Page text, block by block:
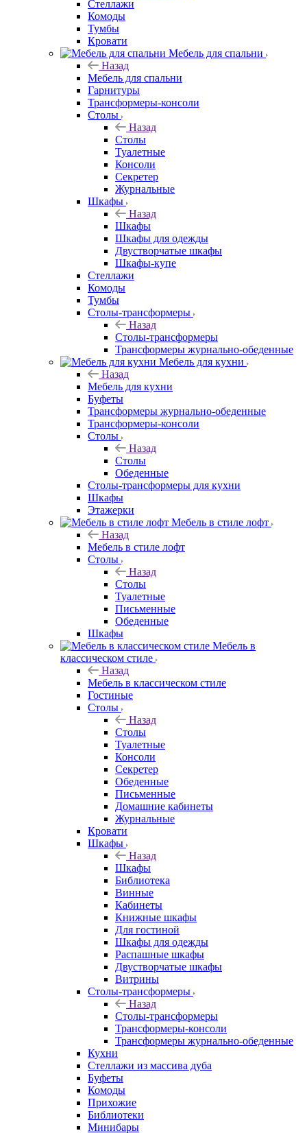
Стеллажи
Комоды
Тумбы
Кровати
Мебель для спальни
Назад
Мебель для спальни
Гарнитуры
Трансформеры-консоли
Столы
Назад
Столы
Туалетные
Консоли
Секретер
Журнальные
Шкафы
Назад
Шкафы
Шкафы для одежды
Двустворчатые шкафы
Шкафы-купе
Стеллажи
Комоды
Тумбы
Столы-трансформеры
Назад
Столы-трансформеры
Трансформеры журнально-обеденные
Мебель для кухни
Назад
Мебель для кухни
Буфеты
Трансформеры журнально-обеденные
Трансформеры-консоли
Столы
Назад
Столы
Обеденные
Столы-трансформеры для кухни
Шкафы
Этажерки
Мебель в стиле лофт
Назад
Мебель в стиле лофт
Столы
Назад
Столы
Туалетные
Письменные
Обеденные
Шкафы
Мебель в
классическом стиле
Назад
Мебель в классическом стиле
Гостиные
Столы
Назад
Столы
Туалетные
Консоли
Секретер
Обеденные
Письменные
Домашние кабинеты
Журнальные
Кровати
Шкафы
Назад
Шкафы
Библиотека
Винные
Кабинеты
Книжные шкафы
Для гостиной
Шкафы для одежды
Распашные шкафы
Двустворчатые шкафы
Витрины
Столы-трансформеры
Назад
Столы-трансформеры
Трансформеры-консоли
Трансформеры журнально-обеденные
Кухни
Стеллажи из массива дуба
Буфеты
Комоды
Прихожие
Библиотеки
Минибары